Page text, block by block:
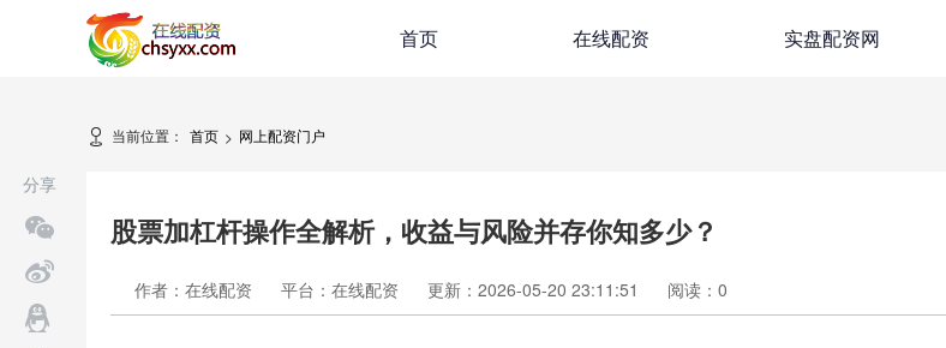
首页 在线配资 实盘配资网
当前位置： 首页 > 网上配资门户
股票加杠杆操作全解析，收益与风险并存你知多少？
作者：在线配资 平台：在线配资 更新：2026-05-20 23:11:51 阅读： 0
分享